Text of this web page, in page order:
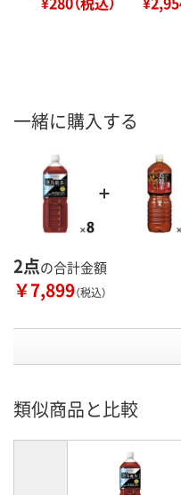
一緒に購入する
2点の合計金額
￥7,899（税込）
類似商品と比較